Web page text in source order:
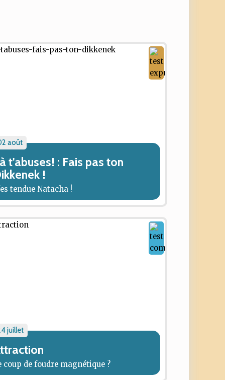
août
t'abuses! : Fais pas ton
!
tendue Natacha !
juillet
coup de foudre magnétique ?